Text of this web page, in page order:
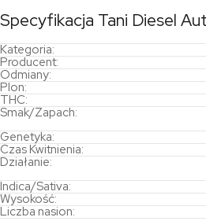
Specyfikacja Tani Diesel
Kategoria:
Producent:
Odmiany:
Plon:
THC:
Smak/Zapach:
Genetyka:
Czas Kwitnienia:
Działanie:
Indica/Sativa:
Wysokość:
Liczba nasion: